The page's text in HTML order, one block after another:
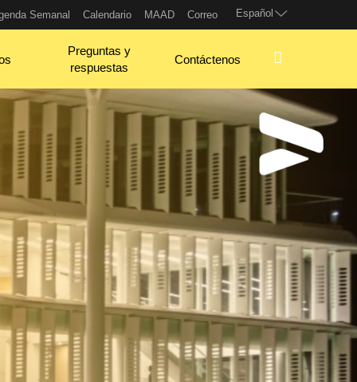
Español
Semanal Calendario MAAD Correo
Preguntas y
respuestas
Contáctenos